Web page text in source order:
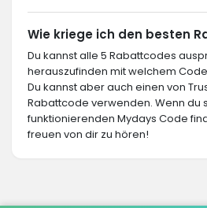
Wie kriege ich den besten
Du kannst alle 5 Rabattcodes
herauszufinden mit welchem
Du kannst aber auch einen von
Rabattcode verwenden. Wenn du
funktionierenden Mydays Code
freuen von dir zu hören!